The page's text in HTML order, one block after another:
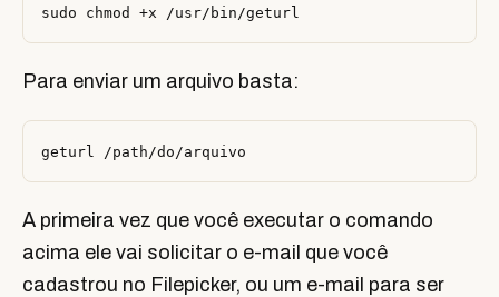
Para enviar um arquivo basta:
A primeira vez que você executar o comando
acima ele vai solicitar o e-mail que você
cadastrou no Filepicker, ou um e-mail para ser